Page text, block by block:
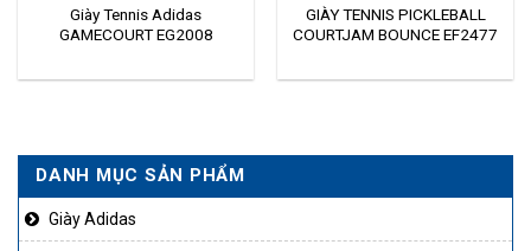
DANH MỤC SẢN PHẨM
Giày Adidas
Giày Tennis Adidas
GAMECOURT EG2008
GIÀY TENNIS PICKLEBALL
COURTJAM BOUNCE EF2477